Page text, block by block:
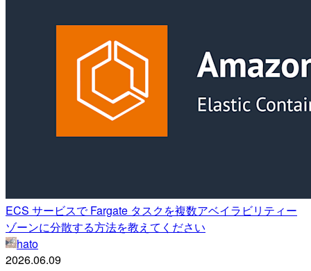
ECS サービスで Fargate タスクを複数アベイラビリティー
ゾーンに分散する方法を教えてください
hato
2026.06.09